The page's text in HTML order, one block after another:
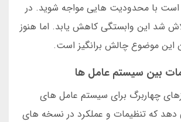
با محدودیت هایی مواجه شوید. در
2024، تلاش شد این وابستگی کاهش یابد. اما هنوز
این موضوع چالش برانگیز است.
بین سیستم عامل ها
چهاربرگ برای سیستم عامل های
که تنظیمات و عملکرد در نسخه های